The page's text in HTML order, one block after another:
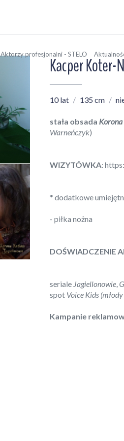
Aktorzy profesjonalni - STELO
Kacper Koter-
10 lat 135 cm
stała obsada
Warneńczyk)
WIZYTÓWKA:
* dodatkowe
- piłka nożna
DOŚWIADCZENIE
seriale Jagiellonowie,
spot Voice Kids
Kampanie